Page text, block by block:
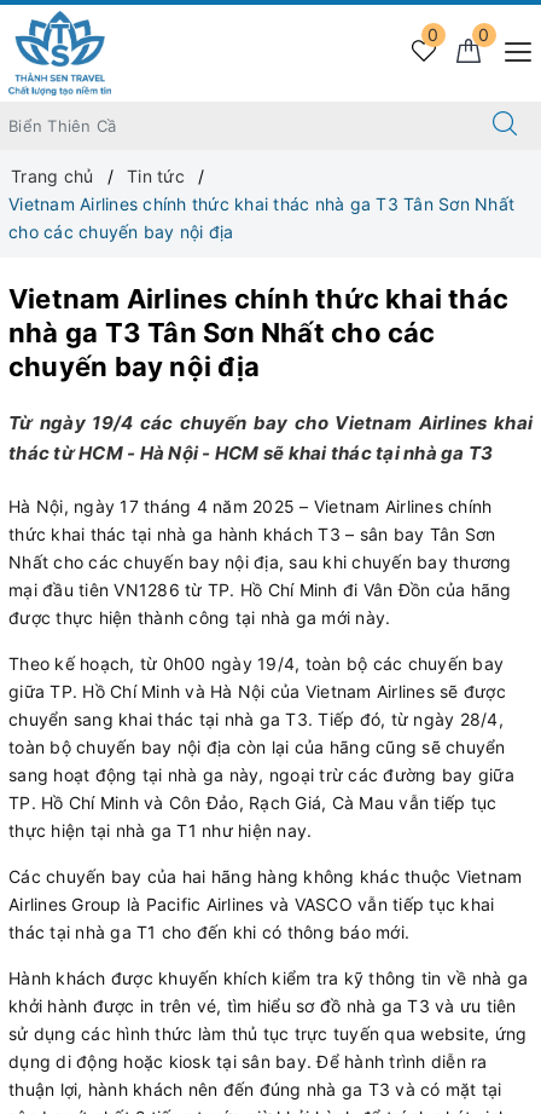
0
0
Trang chủ
Tin tức
Vietnam Airlines chính thức khai thác nhà ga T3 Tân Sơn Nhất
cho các chuyến bay nội địa
Vietnam Airlines chính thức khai thác
nhà ga T3 Tân Sơn Nhất cho các
chuyến bay nội địa
Từ ngày 19/4 các chuyến bay cho Vietnam Airlines khai
thác từ HCM - Hà Nội - HCM sẽ khai thác tại nhà ga T3
Hà Nội, ngày 17 tháng 4 năm 2025 – Vietnam Airlines chính
thức khai thác tại nhà ga hành khách T3 – sân bay Tân Sơn
Nhất cho các chuyến bay nội địa, sau khi chuyến bay thương
mại đầu tiên VN1286 từ TP. Hồ Chí Minh đi Vân Đồn của hãng
được thực hiện thành công tại nhà ga mới này.
Theo kế hoạch, từ 0h00 ngày 19/4, toàn bộ các chuyến bay
giữa TP. Hồ Chí Minh và Hà Nội của Vietnam Airlines sẽ được
chuyển sang khai thác tại nhà ga T3. Tiếp đó, từ ngày 28/4,
toàn bộ chuyến bay nội địa còn lại của hãng cũng sẽ chuyển
sang hoạt động tại nhà ga này, ngoại trừ các đường bay giữa
TP. Hồ Chí Minh và Côn Đảo, Rạch Giá, Cà Mau vẫn tiếp tục
thực hiện tại nhà ga T1 như hiện nay.
Các chuyến bay của hai hãng hàng không khác thuộc Vietnam
Airlines Group là Pacific Airlines và VASCO vẫn tiếp tục khai
thác tại nhà ga T1 cho đến khi có thông báo mới.
Hành khách được khuyến khích kiểm tra kỹ thông tin về nhà ga
khởi hành được in trên vé, tìm hiểu sơ đồ nhà ga T3 và ưu tiên
sử dụng các hình thức làm thủ tục trực tuyến qua website, ứng
dụng di động hoặc kiosk tại sân bay. Để hành trình diễn ra
thuận lợi, hành khách nên đến đúng nhà ga T3 và có mặt tại